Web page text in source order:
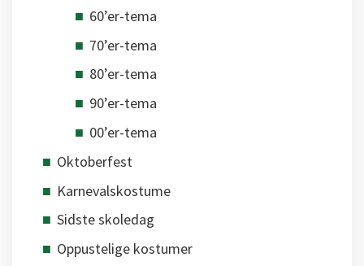
60’er-tema
70’er-tema
80’er-tema
90’er-tema
00’er-tema
Oktoberfest
Karnevalskostume
Sidste skoledag
Oppustelige kostumer